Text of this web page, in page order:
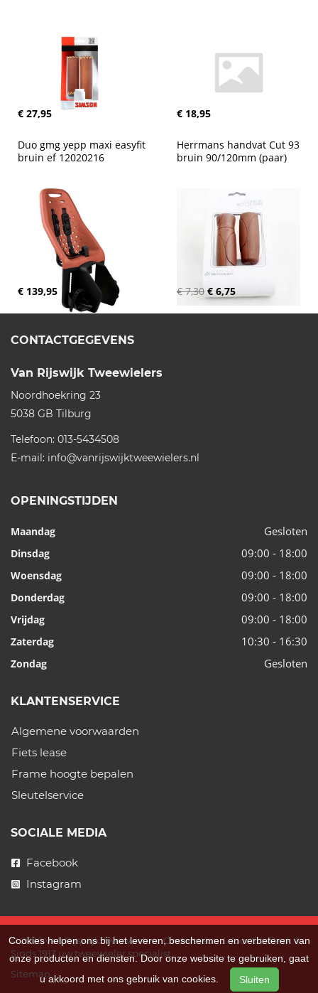
€ 27,95 € 18,95
Duo gmg yepp maxi easyfit
bruin ef 12020216
€ 139,95
Herrmans handvat Cut 93
bruin 90/120mm (paar)
€ 7,30 € 6,75
CONTACTGEGEVENS
Van Rijswijk Tweewielers
Noordhoekring 23
5038 GB Tilburg
Telefoon: 013-5434508
E-mail: info@vanrijswijktweewielers.nl
OPENINGSTIJDEN
Maandag Gesloten
Dinsdag 09:00 - 18:00
Woensdag 09:00 - 18:00
Donderdag 09:00 - 18:00
Vrijdag 09:00 - 18:00
Zaterdag 10:30 - 16:30
Zondag Gesloten
KLANTENSERVICE
Algemene voorwaarden
Fiets lease
Frame hoogte bepalen
Sleutelservice
SOCIALE MEDIA
Facebook
Instagram
© 2026 Van Rijswijk Tweewielers. Ondersteund doorSitePack ®
Sinds 1913 uw tweewieler specialist.
Sitemap
Cookies helpen ons bij het leveren, beschermen en verbeteren van
onze producten en diensten. Door onze website te gebruiken, gaat
u akkoord met ons gebruik van cookies.
Sluiten